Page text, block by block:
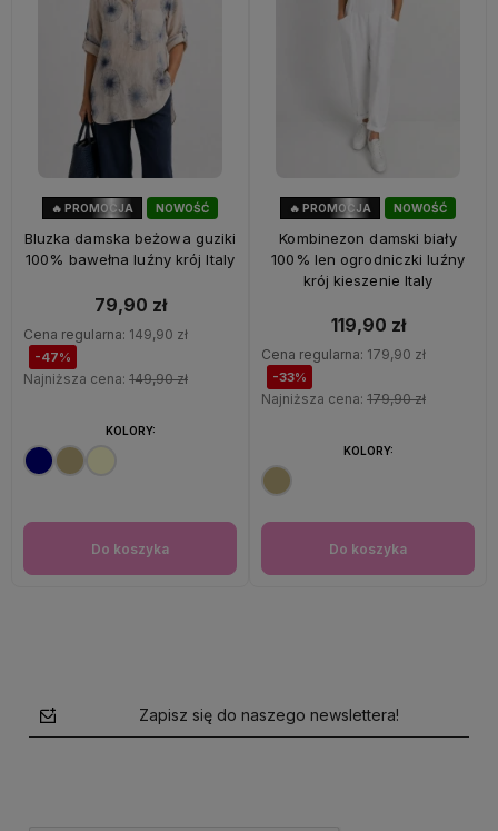
NOWOŚĆ
OKAZJA
🔥 PROMOCJA
Bluzka damska beżowa guziki
100% bawełna luźny krój Italy
79,90 zł
Cena regularna: 149,90 zł
-47%
Najniższa cena: 149,90 zł
Do koszyka
KOLORY:
NOWOŚĆ
🔥 PROMOCJA
Kombinezon damski biały
100% len ogrodniczki luźny
krój kieszenie Italy
119,90 zł
Cena regularna: 179,90 zł
-33%
Najniższa cena: 179,90 zł
Do koszyka
KOLORY:
Zapisz się do naszego newslettera!